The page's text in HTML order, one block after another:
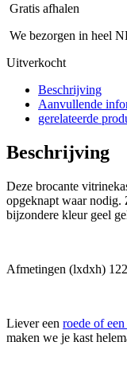
Gratis afhalen
We bezorgen in heel
Uitverkocht
Beschrijving
Aanvullende
gerelateerde
Beschrijving
Deze brocante
opgeknapt waar nodig.
bijzondere kleur geel
Afmetingen (lxdxh)
Liever een roede of
maken we je kast